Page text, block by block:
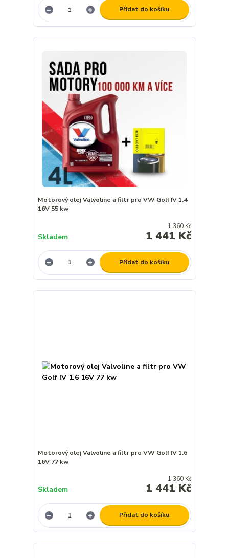
Přidat do košíku
Motorový olej Valvoline a filtr pro VW Golf IV 1.4
16V 55 kw
1 360 Kč
1 441 Kč
Skladem
Přidat do košíku
Motorový olej Valvoline a filtr pro VW Golf IV 1.6
16V 77 kw
1 360 Kč
1 441 Kč
Skladem
Přidat do košíku